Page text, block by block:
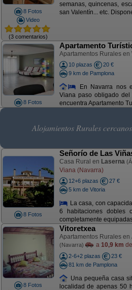
8 Fotos
Video
(3 comentarios)
semanas, quincenas,
san Valentín... etc.
8 Fotos
Apartamento
Apartamentos Rurales en
10 plazas
20 €
9 km de Pamplona
En Navarra nos
Viana paso obligado
encuentra Apartamento
Alojamientos Rurales
8 Fotos
Señorío de Las
Casa Rural en Laserna
Viana (Navarra)
12+6 plazas
27 €
5 km de Vitoria
La casa, con
6 habitaciones dobles
completamente
8 Fotos
Vitoretxea
Apartamentos Rurales en
(Navarra) a 10,9 km
2-6+2 plazas
23 €
81 km de Pamplona
Una pequeña casa
localidad de apenas 50